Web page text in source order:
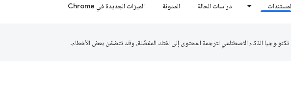
دراسات الحالة المدونة الميزات الجديدة في Chrome